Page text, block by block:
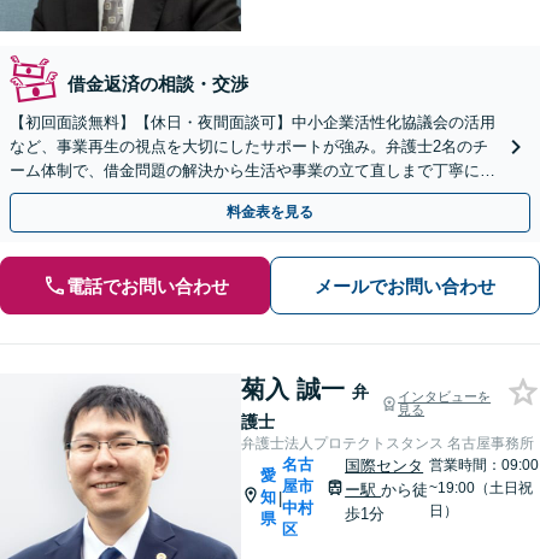
借金返済の相談・交渉
【初回面談無料】【休日・夜間面談可】中小企業活性化協議会の活用
など、事業再生の視点を大切にしたサポートが強み。弁護士2名のチ
ーム体制で、借金問題の解決から生活や事業の立て直しまで丁寧に寄
り添います。【法人・個人】
料金表を見る
電話でお問い合わせ メールでお問い合わせ
菊入 誠一 弁
護士
インタビューを
見る
弁護士法人プロテクトスタンス 名古屋事務所
愛
知
県
|
名古
屋市
中村
区
国際センタ
ー駅から徒
歩1分
営業時間：09:00
~19:00（土日祝
日）